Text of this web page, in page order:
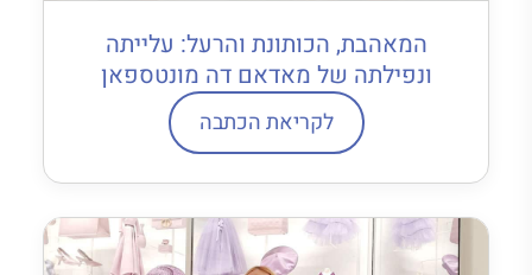
המאהבת, הכותונת והרעל: עלייתה
ונפילתה של מאדאם דה מונטספאן
לקריאת הכתבה